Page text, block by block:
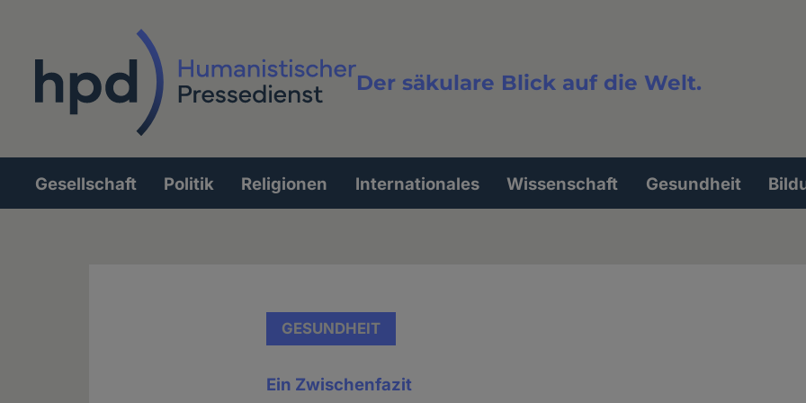
Der säkulare Blick auf die Welt.
Volltextsuche
Hauptnavigation
Gesellschaft Politik Religionen Internationales Wissenschaft Gesundheit
GESUNDHEIT
Ein Zwischenfazit